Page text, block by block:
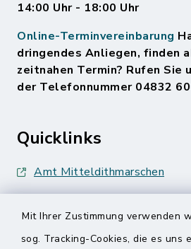
Mit Ihrer Zustimmung verwenden
sog. Tracking-Cookies, die es uns
14:00 Uhr - 18:00 Uhr
Online-Terminvereinbarung
dringendes Anliegen, finden
zeitnahen Termin? Rufen Sie
der Telefonnummer 04832
Quicklinks
Amt Mitteldithmarschen
Nationalpark Wattenmeer